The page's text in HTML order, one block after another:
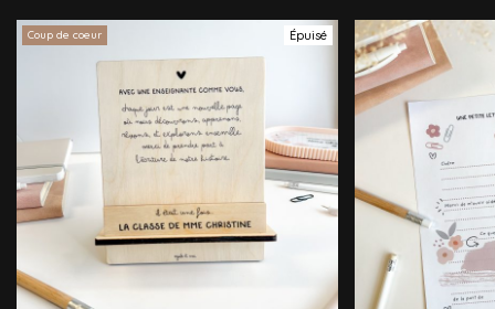
Coup de coeur Épuisé